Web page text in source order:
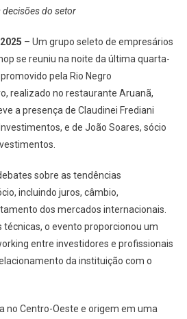
decisões do setor
– Um grupo seleto de empresários
se reuniu na noite da última quarta-
pela Rio Negro
realizado no restaurante Aruanã,
a presença de Claudinei Frediani
e de João Soares, sócio
sobre as tendências
incluindo juros, câmbio,
dos mercados internacionais.
o evento proporcionou um
entre investidores e profissionais
da instituição com o
no Centro-Oeste e origem em uma